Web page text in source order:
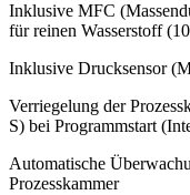
Inklusive MFC
für reinen Wasserstoff
Inklusive Drucksensor
Verriegelung der
S) bei Programmstart
Automatische
Prozesskammer